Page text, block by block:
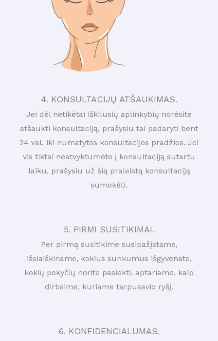
4. KONSULTACIJŲ ATŠAUKIMAS.
Jei dėl netikėtai iškilusių aplinkybių norėsite
atšaukti konsultaciją, prašysiu tai padaryti bent
24 val. iki numatytos konsultacijos pradžios. Jei
vis tiktai neatvyktumėte į konsultaciją sutartu
laiku, prašysiu už šią praleistą konsultaciją
sumokėti.
5. PIRMI SUSITIKIMAI.
Per pirmą susitikime susipažįstame,
išsiaiškiname, kokius sunkumus išgyvenate,
kokių pokyčių norite pasiekti, aptariame, kaip
dirbsime, kuriame tarpusavio ryšį.
6. KONFIDENCIALUMAS.